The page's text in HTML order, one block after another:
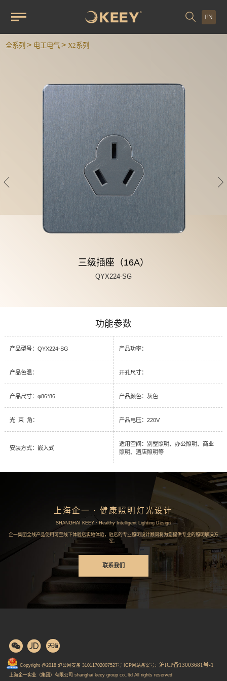
EN
全系列 > 电工电气 > X2系列
三级插座（16A）
QYX224-SG
功能参数
产品型号：QYX224-SG 产品功率：
产品色温： 开孔尺寸：
产品尺寸：φ86*86 产品颜色：灰色
光 束 角： 产品电压：220V
安装方式：嵌入式
适用空间：别墅照明、办公照明、商业
照明、酒店照明等
上海企一 · 健康照明灯光设计
SHANGHAI KEEY · Healthy Intelligent Lighting Design
企一集团全线产品使用可至线下体验店实地体验，驻店的专业照明设计顾问将为您提供专业的照明解决方
案。
联系我们
Copyright @2018 沪公网安备 31011702007527号 ICP网站备案号： 沪ICP备13003681号-1
上海企一实业（集团）有限公司 shanghai keey group co.,ltd All rights reserved